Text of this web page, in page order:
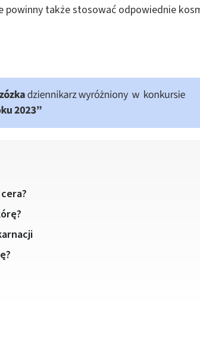
powinny także stosować odpowiednie